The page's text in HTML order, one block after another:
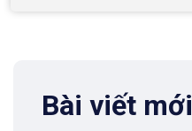
Bài viết mới